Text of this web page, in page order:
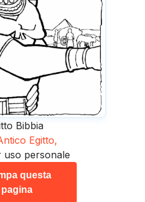
Bibbia
Egitto,
uso personale
questa
pagina